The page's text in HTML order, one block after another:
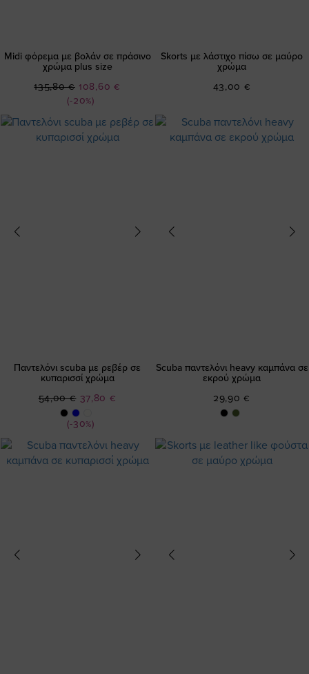
Midi φόρεμα με βολάν σε πράσινο
χρώμα plus size
(-20%)
Ειδική
Τιμή
108,60 €
135,80 €
Skorts με λάστιχο πίσω σε μαύρο
χρώμα
43,00 €
Παντελόνι scuba με ρεβέρ σε
κυπαρισσί χρώμα
(-30%)
Ειδική
Τιμή
37,80 €
54,00 €
Scuba παντελόνι heavy καμπάνα σε
εκρού χρώμα
29,90 €